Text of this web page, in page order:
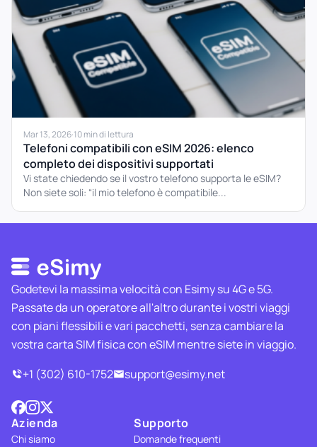
Mar 13, 2026·10 min di lettura
Telefoni compatibili con eSIM 2026: elenco
completo dei dispositivi supportati
Vi state chiedendo se il vostro telefono supporta le eSIM?
Non siete soli: “il mio telefono è compatibile...
Godetevi la massima velocità con Esimy su 4G e 5G.
Passate da un operatore all'altro durante i vostri viaggi
con piani flessibili e vari pacchetti, senza cambiare la
vostra carta SIM fisica con eSIM mentre siete in viaggio.
+1 (302) 610-1752
support@esimy.net
Azienda
Chi siamo
Supporto
Domande frequenti